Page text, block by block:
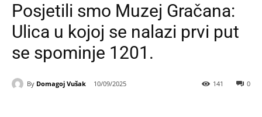
Posjetili smo Muzej Gračana:
Ulica u kojoj se nalazi prvi put
se spominje 1201.
By Domagoj Vušak 10/09/2025 0
141